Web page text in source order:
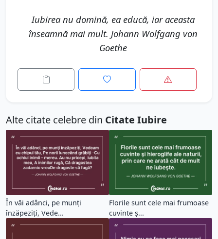
Iubirea nu domină, ea educă, iar aceasta
înseamnă mai mult. Johann Wolfgang von
Goethe
Alte citate celebre din Citate Iubire
În văi adânci, pe munţi
înzăpeziţi, Vede...
Florile sunt cele mai frumoase
cuvinte ş...